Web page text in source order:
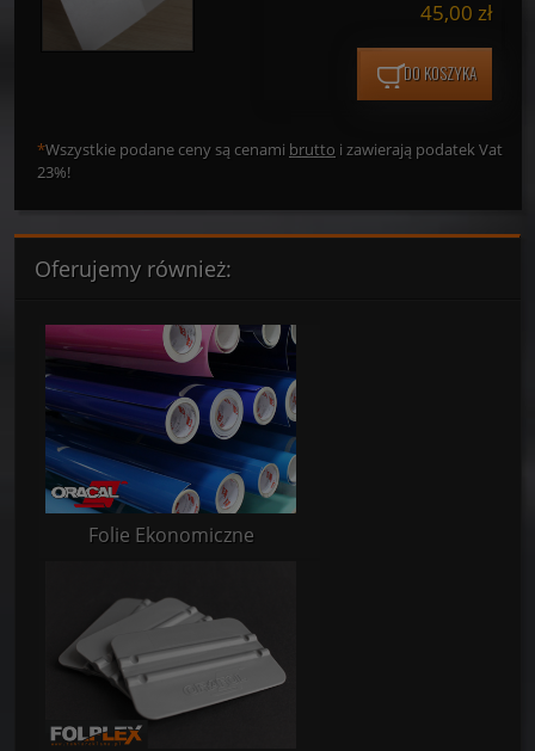
45,00 zł
DO KOSZYKA
*Wszystkie podane ceny są cenami brutto i zawierają podatek Vat
23%!
Oferujemy również:
Folie Ekonomiczne